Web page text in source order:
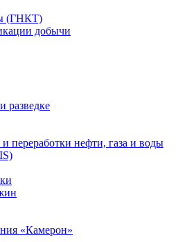
(ГНКТ)
добычи
разведке
переработки нефти, газа и воды
«Камерон»